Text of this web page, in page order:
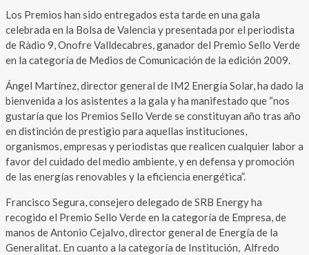
Los Premios han sido entregados esta tarde en una gala
celebrada en la Bolsa de Valencia y presentada por el periodista
de Ràdio 9, Onofre Valldecabres, ganador del Premio Sello Verde
en la categoría de Medios de Comunicación de la edición 2009.
Ángel Martínez, director general de IM2 Energía Solar, ha dado la
bienvenida a los asistentes a la gala y ha manifestado que “nos
gustaría que los Premios Sello Verde se constituyan año tras año
en distinción de prestigio para aquellas instituciones,
organismos, empresas y periodistas que realicen cualquier labor a
favor del cuidado del medio ambiente, y en defensa y promoción
de las energías renovables y la eficiencia energética”.
Francisco Segura, consejero delegado de SRB Energy ha
recogido el Premio Sello Verde en la categoría de Empresa, de
manos de Antonio Cejalvo, director general de Energía de la
Generalitat. En cuanto a la categoría de Institución, Alfredo